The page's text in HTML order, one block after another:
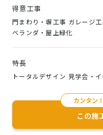
市大正区・大阪市中央区・大
浪速区・大阪市西区・大阪市
吉区・大阪市東成区・大阪市
市中区・堺市西区・堺市東区
吹田市・摂津市・泉南郡・泉
大阪市・枚方市・藤井寺市
兵庫県(相生市・明石市・赤
市・淡路市・伊丹市・揖保
得意工事
門まわり・塀工事 ガレージ
ベランダ・屋上緑化
特長
トータルデザイン 見学会・
カンタン
この施